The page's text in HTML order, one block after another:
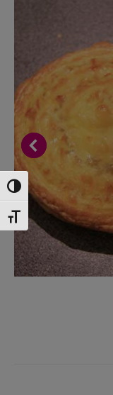
Toggle High Contrast
Toggle Font size